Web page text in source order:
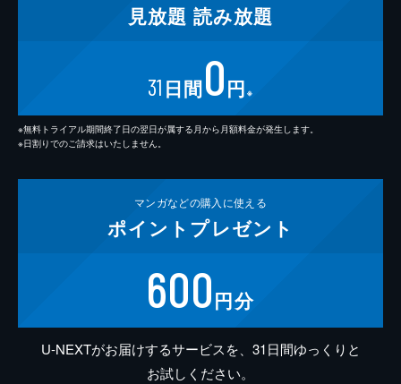
見放題 読み放題
31 日間0円 ※
※無料トライアル期間終了日の翌日が属する月から月額料金が発生します。
※日割りでのご請求はいたしません。
マンガなどの購入に使える
ポイント プレゼント
600円分
U-NEXTがお届けするサービスを、31日間ゆっくりと
お試しください。